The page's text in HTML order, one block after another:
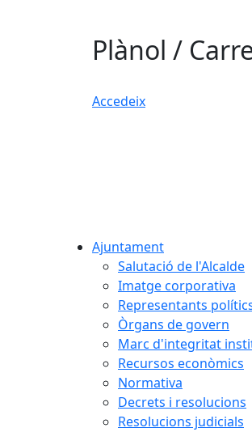
Plànol /
Accedeix
Ajuntament
Salutació de l'Alcalde
Imatge corporativa
Representants
Òrgans de govern
Marc d'integritat
Recursos econòmics
Normativa
Decrets i resolucions
Resolucions judicials